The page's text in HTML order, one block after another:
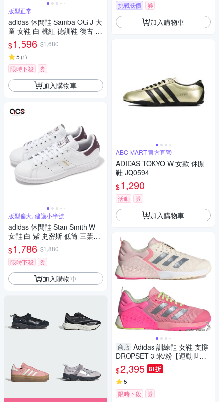
版型正常
adidas 休閒鞋 Samba OG J 大
童 女鞋 白 桃紅 德訓鞋 復古 愛
迪達 IH2873
$1,596 $1,680
5 (1)
限時下殺 券
加入購物車
版型偏大, 建議小半號
adidas 休閒鞋 Stan Smith W
女鞋 白 紫 史密斯 低筒 三葉草
愛迪達 IF6994
$1,786 $1,880
限時下殺
券
加入購物車
挑戰低價 券
加入購物車
ABC-MART 官方直營
ADIDAS TOKYO W 女款 休閒
鞋 JQ0594
$1,290
活動 券
加入購物車
商店 Adidas 訓練鞋 女鞋 支撐
DROPSET 3 米/粉【運動世
界】ID8635/JI2075
$2,395 81折
5
限時下殺
券